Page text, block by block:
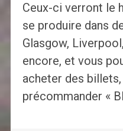
Ceux-ci verront le
se produire dans
Glasgow,
encore, et vous
acheter des
précommander «